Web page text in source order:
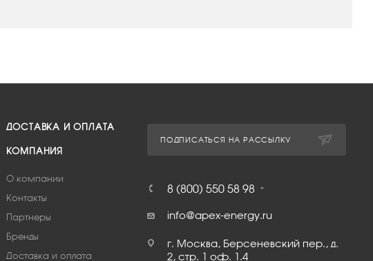
ДОСТАВКА И ОПЛАТА
КОМПАНИЯ
О компании
Контакты
Партнеры
Бренды
Доставка и оплата
ПОДПИСАТЬСЯ НА РАССЫЛКУ
8 (800) 550 58 98
info@apex-energy.ru
г. Москва, Берсеневский пер., д.
2, стр. 1 оф. 1.4